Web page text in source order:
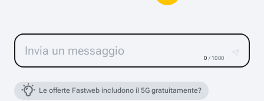
0 / 1000
Le offerte Fastweb includono il 5G gratuitamente?